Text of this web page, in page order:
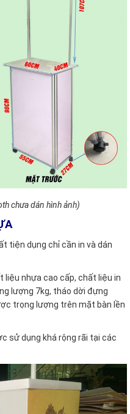
chưa dán hình ảnh)
tiện dụng chỉ cần in và dán
nhựa cao cấp, chất liệu in
lượng 7kg, tháo dời đựng
trọng lượng trên mặt bàn lền
sử dụng khá rộng rãi tại các